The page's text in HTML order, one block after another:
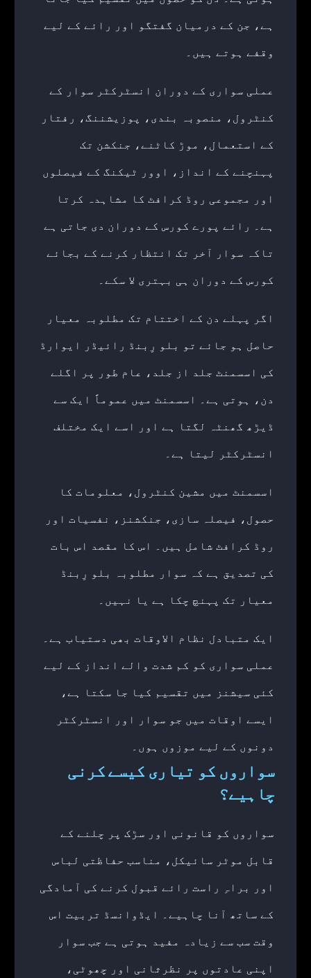
ہے، جن کے درمیان گفتگو اور رائے کے لیے
وقفے ہوتے ہیں۔
عملی سواری کے دوران انسٹرکٹر سوار کے
کنٹرول، منصوبہ بندی، پوزیشننگ، رفتار
کے استعمال، موڑ کاٹنے، جنکشن تک
پہنچنے کے انداز، اوور ٹیکنگ کے فیصلوں
اور مجموعی روڈ کرافٹ کا مشاہدہ کرتا
ہے۔ رائے پورے کورس کے دوران دی جاتی ہے
تاکہ سوار آخر تک انتظار کرنے کے بجائے
کورس کے دوران ہی بہتری لا سکے۔
اگر پہلے دن کے اختتام تک مطلوبہ معیار
حاصل ہو جائے تو بلو رِبنڈ رائیڈر ایوارڈ
کی اسسمنٹ جلد از جلد، عام طور پر اگلے
دن، ہوتی ہے۔ اسسمنٹ میں عموماً ایک سے
ڈیڑھ گھنٹہ لگتا ہے اور اسے ایک مختلف
انسٹرکٹر لیتا ہے۔
اسسمنٹ میں مشین کنٹرول، معلومات کا
حصول، فیصلہ سازی، جنکشنز، نفسیات اور
روڈ کرافٹ شامل ہیں۔ اس کا مقصد اس بات
کی تصدیق ہے کہ سوار مطلوبہ بلو رِبنڈ
معیار تک پہنچ چکا ہے یا نہیں۔
ایک متبادل نظام الاوقات بھی دستیاب ہے۔
عملی سواری کو کم شدت والے انداز کے لیے
کئی سیشنز میں تقسیم کیا جا سکتا ہے،
ایسے اوقات میں جو سوار اور انسٹرکٹر
دونوں کے لیے موزوں ہوں۔
سواروں کو تیاری کیسے کرنی
چاہیے؟
سواروں کو قانونی اور سڑک پر چلنے کے
قابل موٹر سائیکل، مناسب حفاظتی لباس
اور براہِ راست رائے قبول کرنے کی آمادگی
کے ساتھ آنا چاہیے۔ ایڈوانسڈ تربیت اس
وقت سب سے زیادہ مفید ہوتی ہے جب سوار
اپنی عادتوں پر نظرثانی اور چھوٹی،